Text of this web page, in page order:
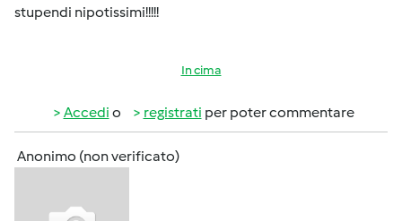
stupendi nipotissimi!!!!!
In cima
Accedi o registrati per poter commentare
Anonimo (non verificato)